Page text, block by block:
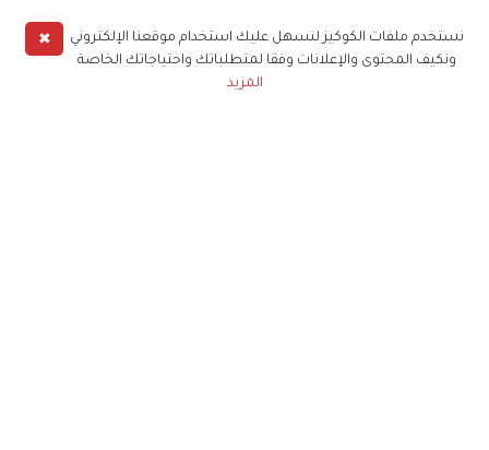
✖
نستخدم ملفات الكوكيز لنسهل عليك استخدام موقعنا الإلكتروني
ونكيف المحتوى والإعلانات وفقا لمتطلباتك واحتياجاتك الخاصة
المزيد